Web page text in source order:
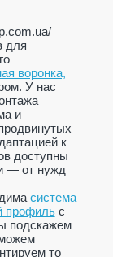
для
воронка,
У нас
и
к
доступны
— от нужд
система
профильс
подскажем
то